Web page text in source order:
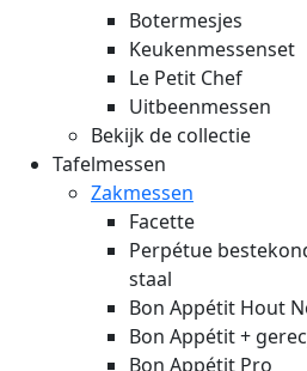
Botermesjes
Keukenmessenset
Le Petit Chef
Uitbeenmessen
Bekijk de collectie
Tafelmessen
Zakmessen
Facette
Perpétue
staal
Bon Appétit Hout
Bon Appétit +
Bon Appétit Pro